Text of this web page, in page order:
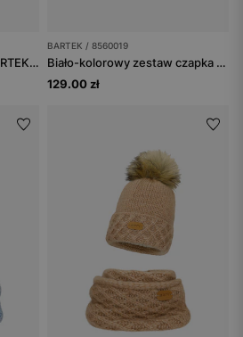
Jasnobeżowy komplet BARTEK 8560284 czapka + komin z wełną merino
BARTEK / 8560019
Biało-kolorowy zestaw czapka + komin + rękawiczki BARTEK 85600-19
129.00 zł